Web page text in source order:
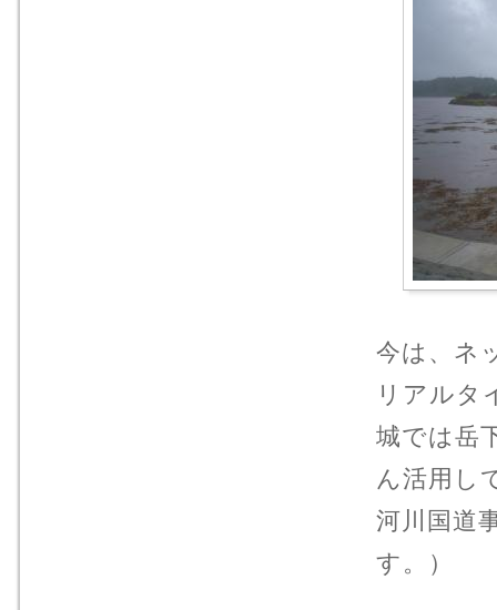
今は、ネ
リアルタ
城では岳
ん活用し
河川国道
す。）